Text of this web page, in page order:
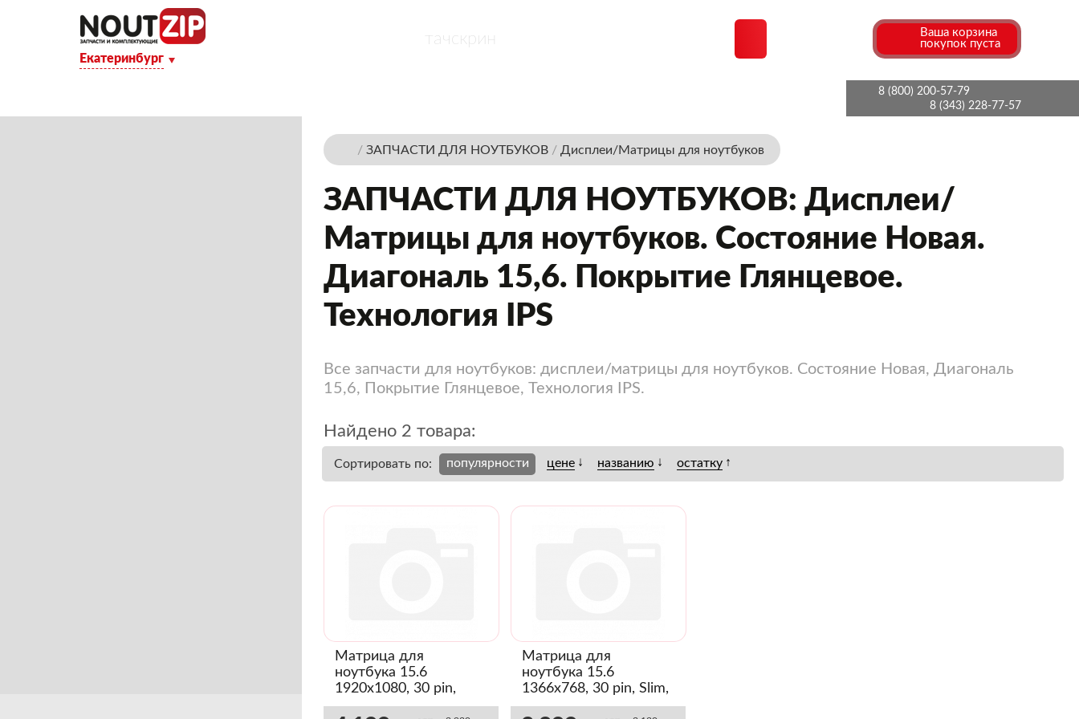
Екатеринбург
Ваша корзина
покупок пуста
8 (800) 200-57-79
8 (343) 228-77-57
/ЗАПЧАСТИ ДЛЯ НОУТБУКОВ / Дисплеи/Матрицы для ноутбуков
ЗАПЧАСТИ ДЛЯ НОУТБУКОВ: Дисплеи/
Матрицы для ноутбуков. Состояние Новая.
Диагональ 15,6. Покрытие Глянцевое.
Технология IPS
Все запчасти для ноутбуков: дисплеи/матрицы для ноутбуков. Состояние Новая, Диагональ
15,6, Покрытие Глянцевое, Технология IPS.
Найдено 2 товара:
Сортировать по: популярности цене ↓ названию ↓ остатку ↑
Матрица для
ноутбука 15.6
1920x1080, 30 pin,
Slim, IPS, крепление
Матрица для
ноутбука 15.6
1366x768, 30 pin, Slim,
IPS, без креплений